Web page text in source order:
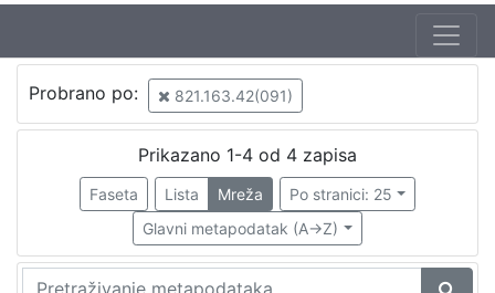
Probrano po: 821.163.42(091)
Prikazano 1-4 od 4 zapisa
Faseta Lista Mreža
Po stranici: 25
Glavni metapodatak (A->Z)